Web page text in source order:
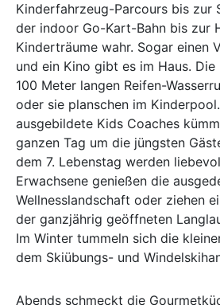
Kinderfahrzeug-Parcours bis zur
der indoor Go-Kart-Bahn bis zur
Kinderträume wahr. Sogar einen
und ein Kino gibt es im Haus.
100 Meter langen Reifen-
oder sie planschen im
ausgebildete Kids Coaches
ganzen Tag um die jüngsten
dem 7. Lebenstag werden
Erwachsene genießen die
Wellnesslandschaft oder ziehen
der ganzjährig geöffneten
Im Winter tummeln sich die
dem Skiübungs- und
Abends schmeckt die